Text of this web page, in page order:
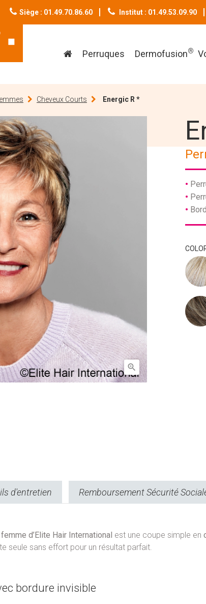
Siège : 01.49.70.86.60 Institut : 01.49.53.09.90
Perruques Dermofusion®
Cheveux Courts Energic R *

d'entretien Remboursement Sécurité
d’Elite Hair International est une coupe simple en
seule sans effort pour un résultat parfait.
bordure invisible